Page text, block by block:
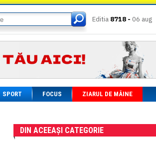
Editia 8718 - 06 aug
SPORT FOCUS ZIARUL DE MÂINE
DIN ACEEAȘI CATEGORIE